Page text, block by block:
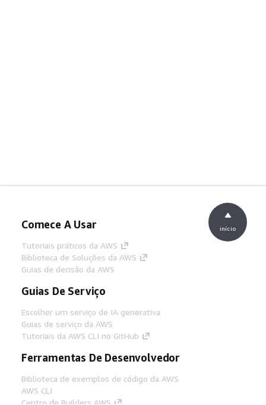
Comece A Usar
Tutoriais práticos da AWS
Biblioteca de Soluções da AWS
Guias de decisão da AWS
Guias De Serviço
Escolher um serviço de IA generativa
Guias de serviço da AWS
Tutoriais da AWS CLI no GitHub
Ferramentas De Desenvolvedor
Biblioteca de exemplos de código da AWS
AWS CLI
Centro de Builders AWS
início